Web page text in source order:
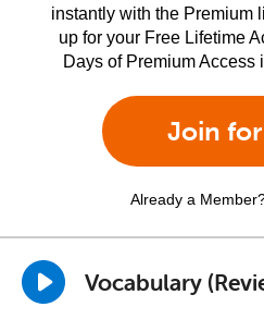
instantly with the Premium
up for your Free Lifetime
Days of Premium Access
Join for
Already a
Vocabulary